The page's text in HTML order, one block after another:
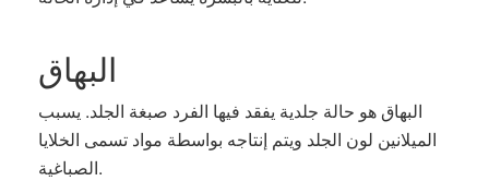
البهاق
البهاق هو حالة جلدية يفقد فيها الفرد صبغة الجلد. يسبب
الميلانين لون الجلد ويتم إنتاجه بواسطة مواد تسمى الخلايا
الصباغية.